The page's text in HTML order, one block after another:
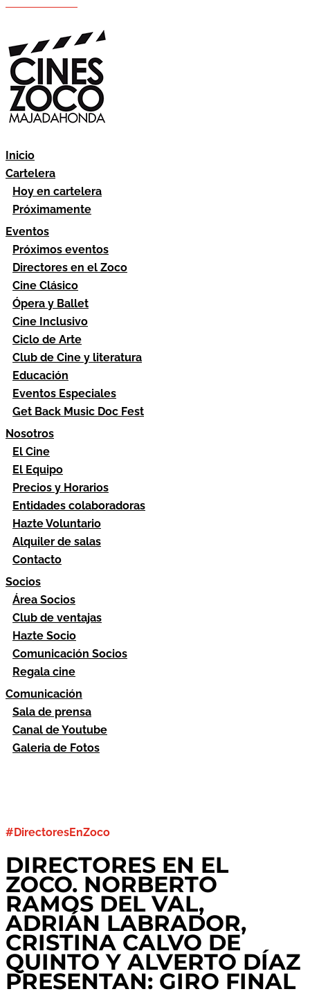
Inicio
Cartelera
Hoy en cartelera
Próximamente
Eventos
Próximos eventos
Directores en el Zoco
Cine Clásico
Ópera y Ballet
Cine Inclusivo
Ciclo de Arte
Club de Cine y literatura
Educación
Eventos Especiales
Get Back Music Doc Fest
Nosotros
El Cine
El Equipo
Precios y Horarios
Entidades colaboradoras
Hazte Voluntario
Alquiler de salas
Contacto
Socios
Área Socios
Club de ventajas
Hazte Socio
Comunicación Socios
Regala cine
Comunicación
Sala de prensa
Canal de Youtube
Galeria de Fotos
#DirectoresEnZoco
DIRECTORES EN EL
ZOCO. NORBERTO
RAMOS DEL VAL,
ADRIÁN LABRADOR,
CRISTINA CALVO DE
QUINTO Y ALVERTO DÍAZ
PRESENTAN: GIRO FINAL